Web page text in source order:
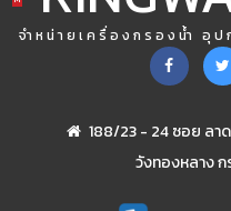
จำหน่ายเครื่องกรองน้ำ อุ
188/23 - 24 ซอย ลา
วังทองหลาง ก